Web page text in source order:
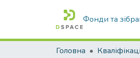
Фонди та
Головна